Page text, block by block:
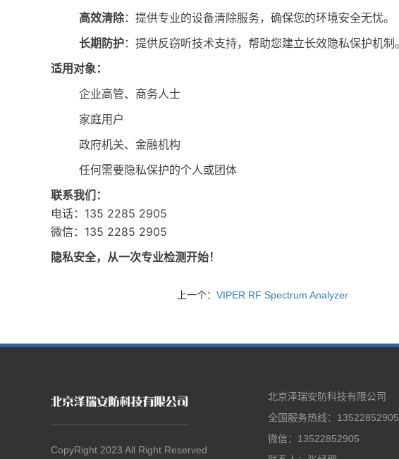
高效清除：提供专业的设备清除服务，确保您的环境安全无忧。
长期防护：提供反窃听技术支持，帮助您建立长效隐私保护机制。
适用对象：
企业高管、商务人士
家庭用户
政府机关、金融机构
任何需要隐私保护的个人或团体
联系我们：
电话：135 2285 2905
微信： 135 2285 2905
隐私安全，从一次专业检测开始！
上一个： VIPER RF Spectrum Analyzer
CopyRight 2023 All Right Reserved
北京泽瑞安防科技有限公司
全国服务热线：13522852905
微信：13522852905